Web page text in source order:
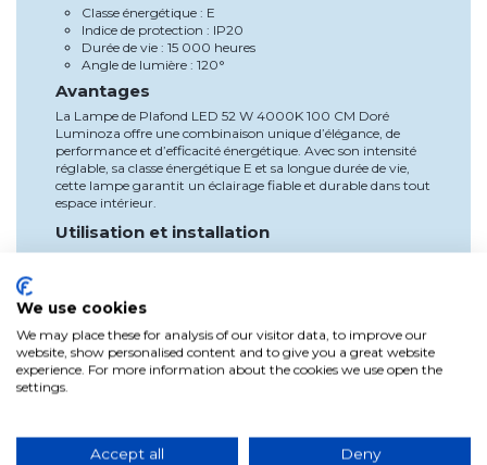
Classe énergétique : E
Indice de protection : IP20
Durée de vie : 15 000 heures
Angle de lumière : 120°
Avantages
La Lampe de Plafond LED 52 W 4000K 100 CM Doré
Luminoza offre une combinaison unique d’élégance, de
performance et d’efficacité énergétique. Avec son intensité
réglable, sa classe énergétique E et sa longue durée de vie,
cette lampe garantit un éclairage fiable et durable dans tout
espace intérieur.
Utilisation et installation
Conçue pour être installée au plafond, cette lampe fournit
expérience lumineuse optimale.
Pourquoi choisir ce produit
Découvrez l’élégance contemporaine avec notre collection
de lampes de plafond modernes et LED, comme la Lampe
de Plafond LED 52 W 4000K 100 CM Doré Luminoza. Avec
pour illuminer et embellir tout intérieur.
We use cookies
We may place these for analysis of our visitor data, to improve our
website, show personalised content and to give you a great website
experience. For more information about the cookies we use open the
settings.
Accept all Deny